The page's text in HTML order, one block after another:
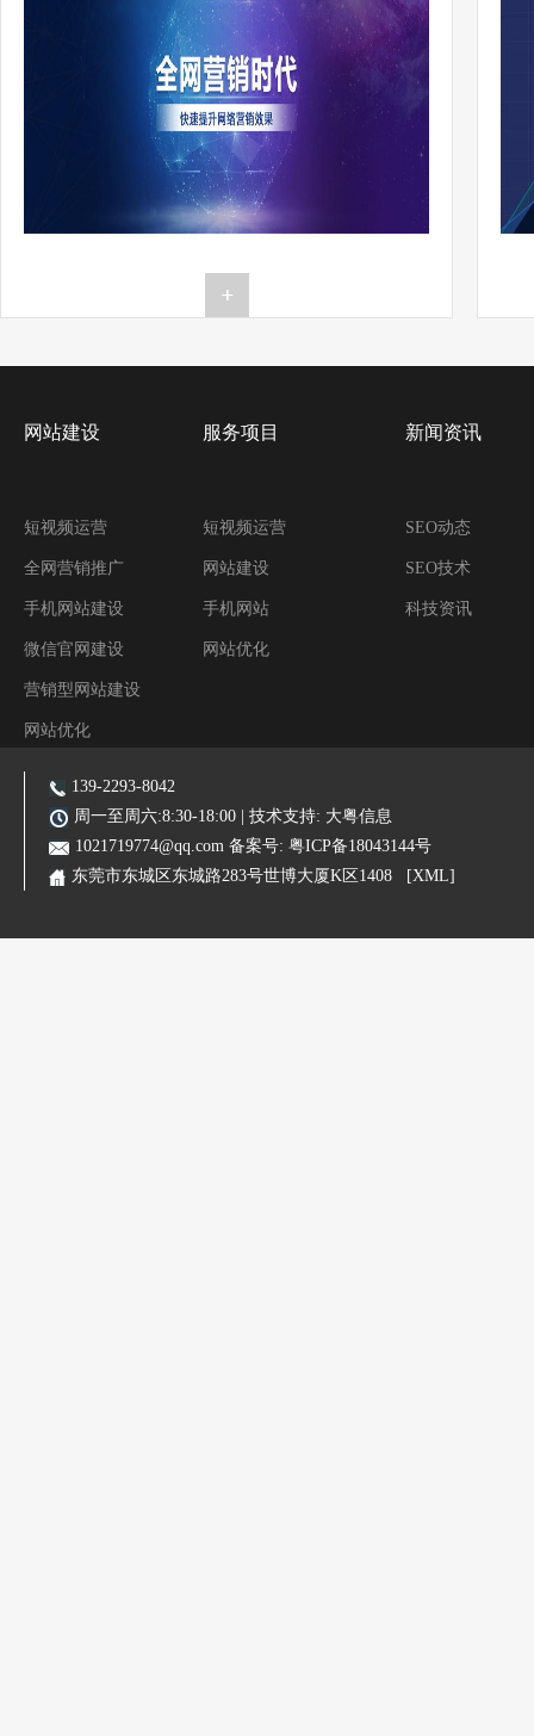
网站建设
短视频运营
全网营销推广
手机网站建设
微信官网建设
营销型网站建设
网站优化
阿里装修运营
服务项目
短视频运营
网站建设
手机网站
网站优化
新闻资讯
SEO动态
SEO技术
科技资讯
主营业务:东莞网站建设|东莞网站优化|东莞SEO优化推广|品牌网站|手机网站|微信小程序|霸屏推广
139-2293-8042
周一至周六:8:30-18:00 | 技术支持: 大粤信息
1021719774@qq.com 备案号: 粤ICP备18043144号
东莞市东城区东城路283号世博大厦K区1408
[XML]